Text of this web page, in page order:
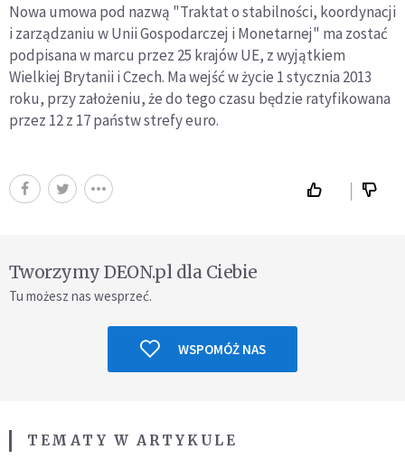
Nowa umowa pod nazwą "Traktat o stabilności, koordynacji
i zarządzaniu w Unii Gospodarczej i Monetarnej" ma zostać
podpisana w marcu przez 25 krajów UE, z wyjątkiem
Wielkiej Brytanii i Czech. Ma wejść w życie 1 stycznia 2013
roku, przy założeniu, że do tego czasu będzie ratyfikowana
przez 12 z 17 państw strefy euro.
Tworzymy DEON.pl dla Ciebie
Tu możesz nas wesprzeć.
WSPOMÓŻ NAS
TEMATY W ARTYKULE